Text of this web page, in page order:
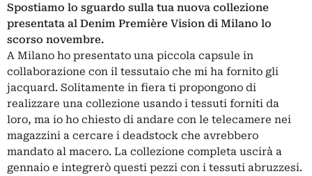
Spostiamo lo sguardo sulla tua nuova collezione
presentata al Denim Première Vision di Milano lo
scorso novembre.
A Milano ho presentato una piccola capsule in
collaborazione con il tessutaio che mi ha fornito gli
jacquard. Solitamente in fiera ti propongono di
realizzare una collezione usando i tessuti forniti da
loro, ma io ho chiesto di andare con le telecamere nei
magazzini a cercare i deadstock che avrebbero
mandato al macero. La collezione completa uscirà a
gennaio e integrerò questi pezzi con i tessuti abruzzesi.